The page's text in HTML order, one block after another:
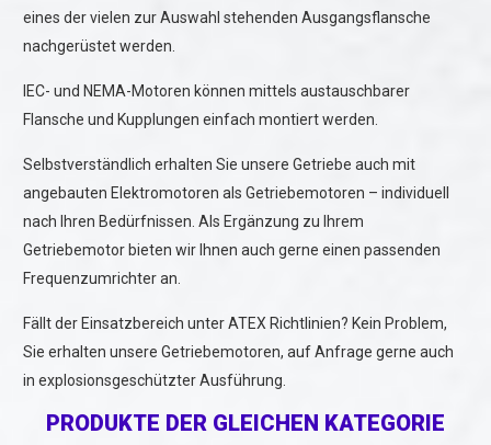
eines der vielen zur Auswahl stehenden Ausgangsflansche
nachgerüstet werden.
IEC- und NEMA-Motoren können mittels austauschbarer
Flansche und Kupplungen einfach montiert werden.
Selbstverständlich erhalten Sie unsere Getriebe auch mit
angebauten Elektromotoren als Getriebemotoren – individuell
nach Ihren Bedürfnissen. Als Ergänzung zu Ihrem
Getriebemotor bieten wir Ihnen auch gerne einen passenden
Frequenzumrichter an.
Fällt der Einsatzbereich unter ATEX Richtlinien? Kein Problem,
Sie erhalten unsere Getriebemotoren, auf Anfrage gerne auch
in explosionsgeschützter Ausführung.
PRODUKTE DER GLEICHEN KATEGORIE